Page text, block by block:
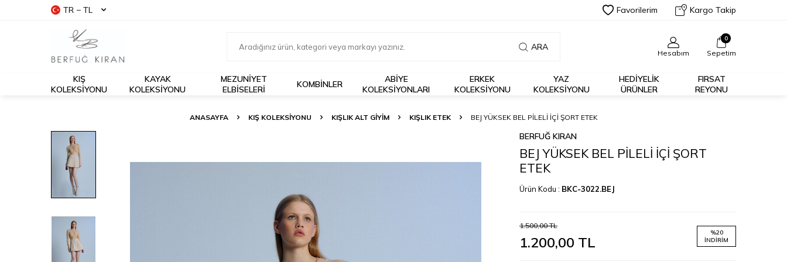
TR − TL Favorilerim Kargo Takip
ARA
Hesabım
0
Sepetim
KIŞ
KOLEKSIYONU
KAYAK
KOLEKSIYONU
MEZUNIYET
ELBISELERI
KOMBİNLER
ABİYE
KOLEKSİYONLARI
ERKEK
KOLEKSIYONU
YAZ
KOLEKSIYONU
HEDİYELİK
ÜRÜNLER
FIRSAT
REYONU
ANASAYFA KIŞ KOLEKSİYONU KIŞLIK ALT GİYİM KIŞLIK ETEK BEJ YÜKSEK BEL PİLELİ İÇİ ŞORT ETEK
BERFUĞ KIRAN
BEJ YÜKSEK BEL PİLELİ İÇİ ŞORT
ETEK
Ürün Kodu : BKC-3022.BEJ
1.500,00TL
1.200,00 TL
%20
İNDIRIM